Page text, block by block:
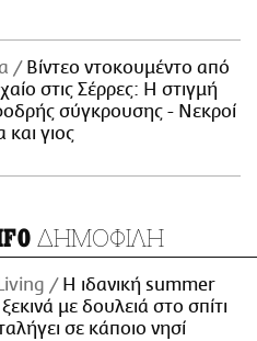
Βίντεο ντοκουμέντο από
στις Σέρρες: Η στιγμή
σύγκρουσης - Νεκροί
και γιος
ΔΗΜΟΦΙΛΗ
Η ιδανική summer
με δουλειά στο σπίτι
σε κάποιο νησί